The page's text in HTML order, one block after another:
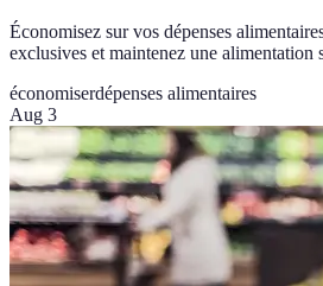
Économisez sur vos dépenses
exclusives et maintenez une alimentation
économiserdépenses alimentaires
Aug 3